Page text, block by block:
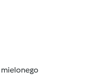
mielonego